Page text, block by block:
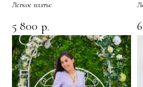
Легкое платье
5 800 р.